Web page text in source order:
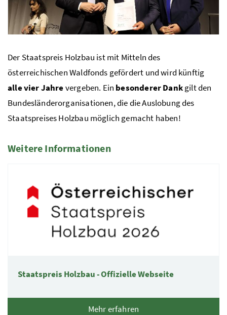
Foto 2: Christian Redtenbacher / www.redtenbacher.net
Der Staatspreis Holzbau ist mit Mitteln des
österreichischen Waldfonds gefördert und wird künftig
alle vier Jahrevergeben. Ein besonderer Dankgilt den
Bundesländerorganisationen, die die Auslobung des
Staatspreises Holzbau möglich gemacht haben!
Weitere Informationen
Staatspreis Holzbau - Offizielle Webseite
Mehr erfahren